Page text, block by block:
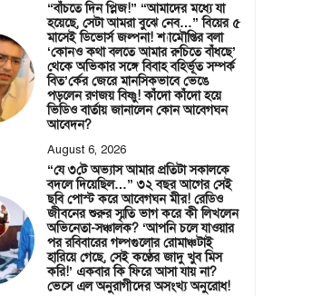
“বাঁচতে দিন প্লিজ!” “আমাদের মধ্যে যা
হয়েছে, সেটা আমরা বুঝে নেব…” বিয়ের ৫
মাসেই ডিভোর্স জল্পনা! শ্যামৌপ্তির বলা
‘কোনও কথা বলতে আমার রুচিতে বাঁধছে’
থেকে অভিকার সঙ্গে বিবাহ বহির্ভূত সম্পর্ক
বিত’র্কের জেরে মানসিকভাবে ভেঙে
পড়লেন রণজয় বিষ্ণু! কাঁদো কাঁদো হয়ে
ভিডিও বার্তায় জানালেন কোন আবেগঘন
আবেদন?
August 6, 2026
“যে ৩টে অভ্যাস আমার প্রতিটা সকালকে
বদলে দিয়েছিল…” ৩২ বছর আগের সেই
ছবি পোস্ট করে আবেগঘন মীর! রেডিও
জীবনের শুরুর স্মৃতি ভাগ করে কী লিখলেন
অভিনেতা-সঞ্চালক? ‘আপনি চলে যাওয়ার
পর রবিবারের গল্পগুলোর রোমাঞ্চটাই
হারিয়ে গেছে, সেই কণ্ঠের জাদু খুব মিস
করি!’ একবার কি ফিরে আসা যায় না?
ভেসে এল অনুরাগীদের অসংখ্য অনুরোধ!